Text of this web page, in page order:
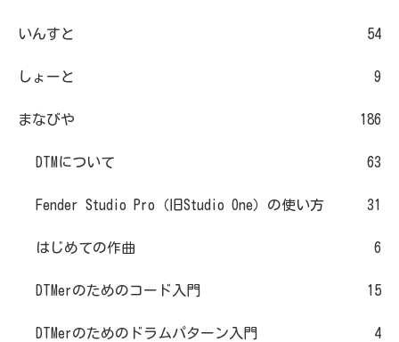
いんすと 54
しょーと 9
まなびや 186
DTMについて 63
Fender Studio Pro（旧Studio One）の使い方 31
はじめての作曲 6
DTMerのためのコード入門 15
DTMerのためのドラムパターン入門 4